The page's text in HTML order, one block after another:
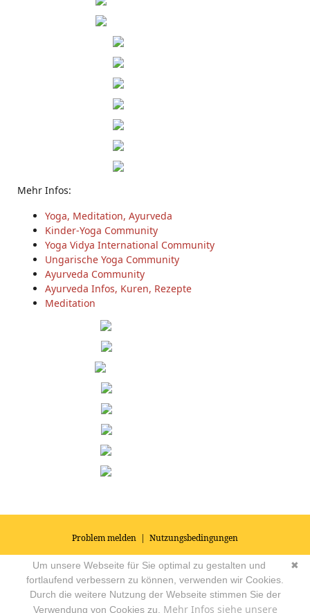
Mehr Infos:
Yoga, Meditation, Ayurveda
Kinder-Yoga Community
Yoga Vidya International Community
Ungarische Yoga Community
Ayurveda Community
Ayurveda Infos, Kuren, Rezepte
Meditation
Problem melden | Nutzungsbedingungen
© 2026Impressum|Datenschutz|AGB's| Yoga Vidya Community -
Forum für Yoga, Meditation und Ayurveda Powered by
✖
Um unsere Webseite für Sie optimal zu gestalten und
fortlaufend verbessern zu können, verwenden wir Cookies.
Durch die weitere Nutzung der Webseite stimmen Sie der
Verwendung von Cookies zu. Mehr Infos siehe unsere